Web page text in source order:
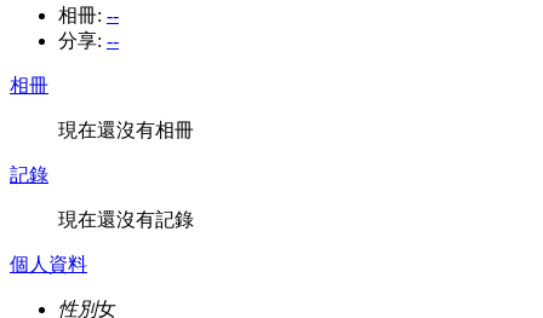
相冊: --
分享: --
相冊
現在還沒有相冊
記錄
現在還沒有記錄
個人資料
性別女